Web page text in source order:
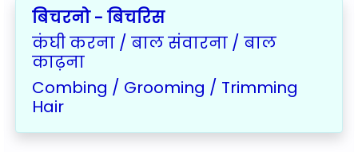
बिचरनो - बिचरिस
कंघी करना / बाल संवारना / बाल
काढ़ना
Combing / Grooming / Trimming
Hair